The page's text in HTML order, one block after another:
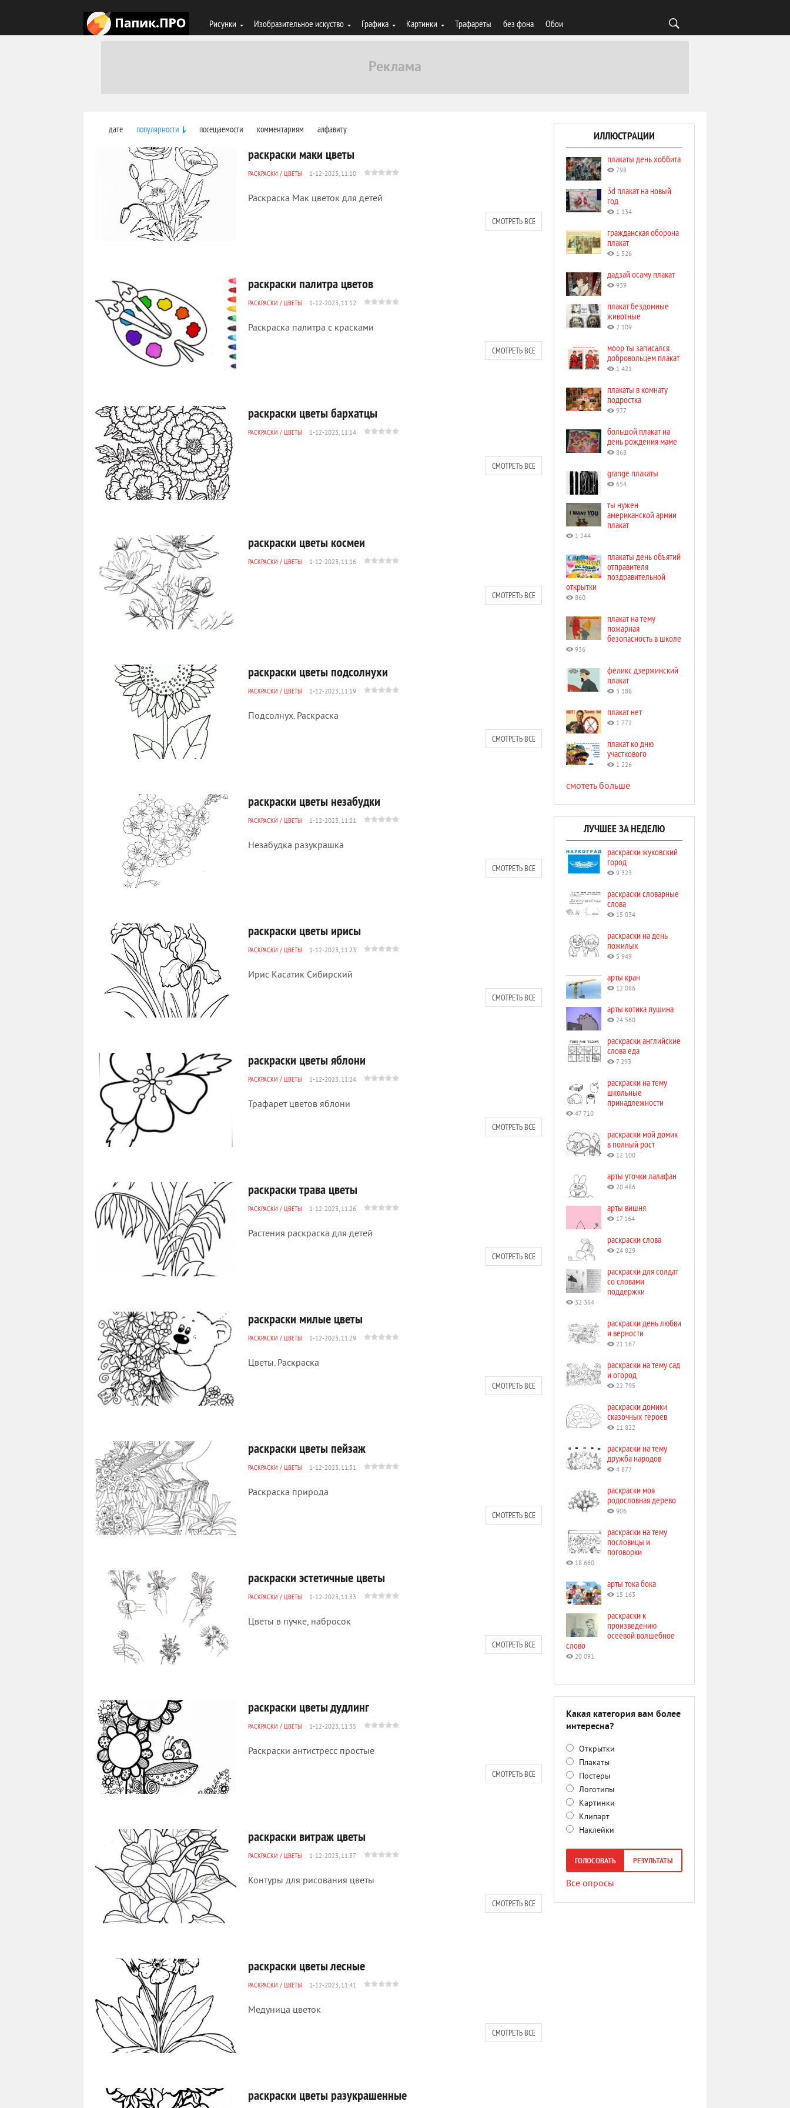
Рисунки Изобразительное искуство Графика Картинки Трафареты без фона Обои
дате популярности посещаемости комментариям алфавиту
раскраски маки цветы
РАСКРАСКИ / ЦВЕТЫ 1-12-2023, 11:10
Раскраска Мак цветок для детей
СМОТРЕТЬ ВСЕ
раскраски палитра цветов
РАСКРАСКИ / ЦВЕТЫ 1-12-2023, 11:12
Раскраска палитра с красками
СМОТРЕТЬ ВСЕ
раскраски цветы бархатцы
РАСКРАСКИ / ЦВЕТЫ 1-12-2023, 11:14
СМОТРЕТЬ ВСЕ
раскраски цветы космеи
РАСКРАСКИ / ЦВЕТЫ 1-12-2023, 11:16
СМОТРЕТЬ ВСЕ
раскраски цветы подсолнухи
РАСКРАСКИ / ЦВЕТЫ 1-12-2023, 11:19
Подсолнух. Раскраска
СМОТРЕТЬ ВСЕ
раскраски цветы незабудки
РАСКРАСКИ / ЦВЕТЫ 1-12-2023, 11:21
Незабудка разукрашка
СМОТРЕТЬ ВСЕ
раскраски цветы ирисы
РАСКРАСКИ / ЦВЕТЫ 1-12-2023, 11:23
Ирис Касатик Сибирский
СМОТРЕТЬ ВСЕ
раскраски цветы яблони
РАСКРАСКИ / ЦВЕТЫ 1-12-2023, 11:24
Трафарет цветов яблони
СМОТРЕТЬ ВСЕ
раскраски трава цветы
РАСКРАСКИ / ЦВЕТЫ 1-12-2023, 11:26
Растения раскраска для детей
СМОТРЕТЬ ВСЕ
раскраски милые цветы
РАСКРАСКИ / ЦВЕТЫ 1-12-2023, 11:29
Цветы. Раскраска
СМОТРЕТЬ ВСЕ
раскраски цветы пейзаж
РАСКРАСКИ / ЦВЕТЫ 1-12-2023, 11:31
Раскраска природа
СМОТРЕТЬ ВСЕ
раскраски эстетичные цветы
РАСКРАСКИ / ЦВЕТЫ 1-12-2023, 11:33
Цветы в пучке, набросок
СМОТРЕТЬ ВСЕ
раскраски цветы дудлинг
РАСКРАСКИ / ЦВЕТЫ 1-12-2023, 11:35
Раскраски антистресс простые
СМОТРЕТЬ ВСЕ
раскраски витраж цветы
РАСКРАСКИ / ЦВЕТЫ 1-12-2023, 11:37
Контуры для рисования цветы
СМОТРЕТЬ ВСЕ
раскраски цветы лесные
РАСКРАСКИ / ЦВЕТЫ 1-12-2023, 11:41
Медуница цветок
СМОТРЕТЬ ВСЕ
раскраски цветы разукрашенные
ИЛЛЮСТРАЦИИ
плакаты день хоббита
798
3d плакат на новый
год
1 134
гражданская оборона
плакат
1 526
дадзай осаму плакат
939
плакат бездомные
животные
2 109
моор ты записался
добровольцем плакат
1 421
плакаты в комнату
подростка
977
большой плакат на
день рождения маме
868
grange плакаты
654
ты нужен
американской армии
плакат
1 244
плакаты день объятий
отправителя
поздравительной
открытки
860
плакат на тему
пожарная
безопасность в школе
936
феликс дзержинский
плакат
3 186
плакат нет
1 772
плакат ко дню
участкового
1 226
смотеть больше
ЛУЧШЕЕ ЗА НЕДЕЛЮ
раскраски жуковский
город
9 323
раскраски словарные
слова
15 034
раскраски на день
пожилых
5 949
арты кран
12 086
арты котика пушина
24 560
раскраски английские
слова еда
7 293
раскраски на тему
школьные
принадлежности
47 710
раскраски мой домик
в полный рост
12 100
арты уточки лалафан
20 486
арты вишня
17 164
раскраски слова
24 829
раскраски для солдат
со словами
поддержки
32 364
раскраски день любви
и верности
21 167
раскраски на тему сад
и огород
22 795
раскраски домики
сказочных героев
11 822
раскраски на тему
дружба народов
4 877
раскраски моя
родословная дерево
906
раскраски на тему
пословицы и
поговорки
18 660
арты тока бока
15 163
раскраски к
произведению
осеевой волшебное
слово
20 091
Какая категория вам более
интересна?
Открытки
Плакаты
Постеры
Логотипы
Картинки
Клипарт
Наклейки
ГОЛОСОВАТЬ РЕЗУЛЬТАТЫ
Все опросы